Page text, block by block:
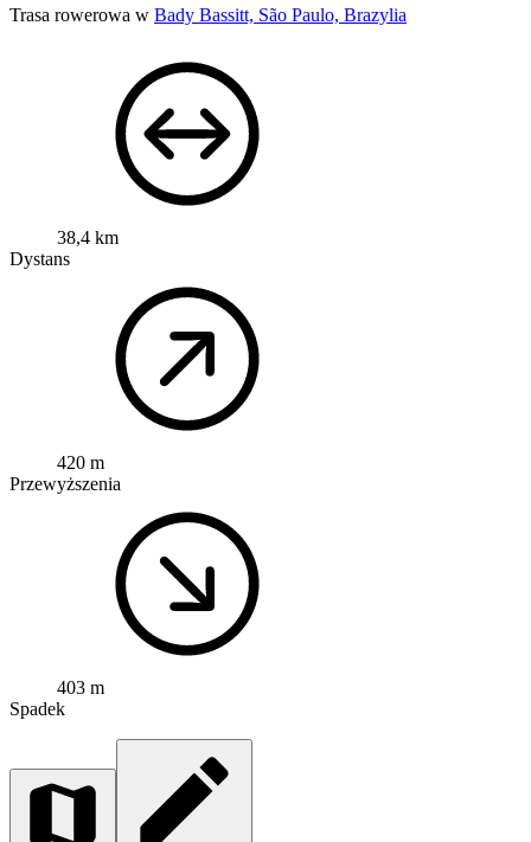
Trasa rowerowa w Bady Bassitt, São Paulo, Brazylia
38,4 km
Dystans
420 m
Przewyższenia
403 m
Spadek